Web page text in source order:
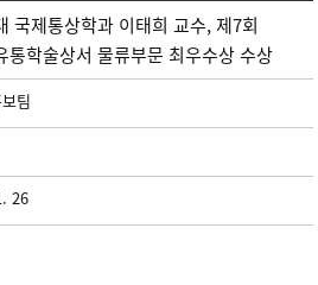
국제통상학과 이태희 교수, 제7회
통학술상서 물류부문 최우수상 수상
팀
26